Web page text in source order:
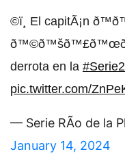
©ï¸ El capitÃ¡n
derrota en la
pic.twitter.com/
— Serie RÃ­o de la
January 14, 2024